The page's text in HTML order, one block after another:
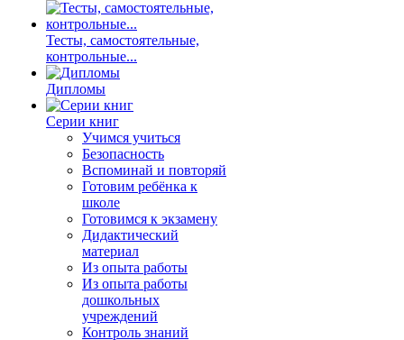
Тесты, самостоятельные,
контрольные...
Дипломы
Серии книг
Учимся учиться
Безопасность
Вспоминай и повторяй
Готовим ребёнка к
школе
Готовимся к экзамену
Дидактический
материал
Из опыта работы
Из опыта работы
дошкольных
учреждений
Контроль знаний